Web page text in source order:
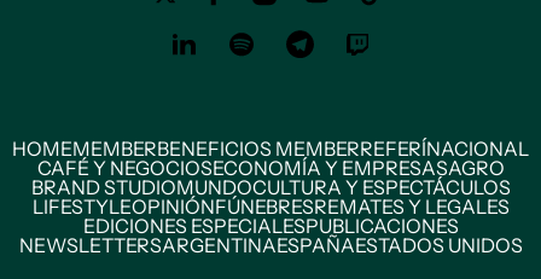
HOMEMEMBERBENEFICIOS MEMBERREFERÍNACIONAL
CAFÉ Y NEGOCIOSECONOMÍA Y EMPRESASAGRO
BRAND STUDIOMUNDOCULTURA Y ESPECTÁCULOS
LIFESTYLEOPINIÓNFÚNEBRESREMATES Y LEGALES
EDICIONES ESPECIALESPUBLICACIONES
NEWSLETTERSARGENTINAESPAÑAESTADOS UNIDOS